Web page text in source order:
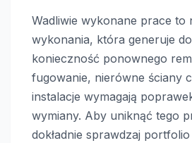
Wadliwie wykonane prace to
wykonania, która generuje
konieczność ponownego
fugowanie, nierówne ściany
instalacje wymagają
wymiany. Aby uniknąć tego
dokładnie sprawdzaj